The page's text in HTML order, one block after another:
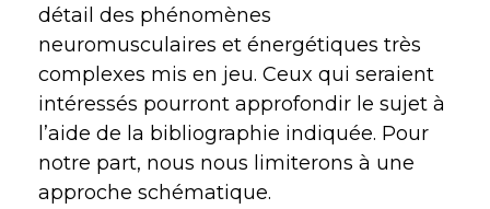
détail des phénomènes
neuromusculaires et énergétiques très
complexes mis en jeu. Ceux qui seraient
intéressés pourront approfondir le sujet à
l’aide de la bibliographie indiquée. Pour
notre part, nous nous limiterons à une
approche schématique.